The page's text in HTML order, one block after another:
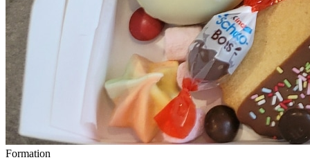
Formation